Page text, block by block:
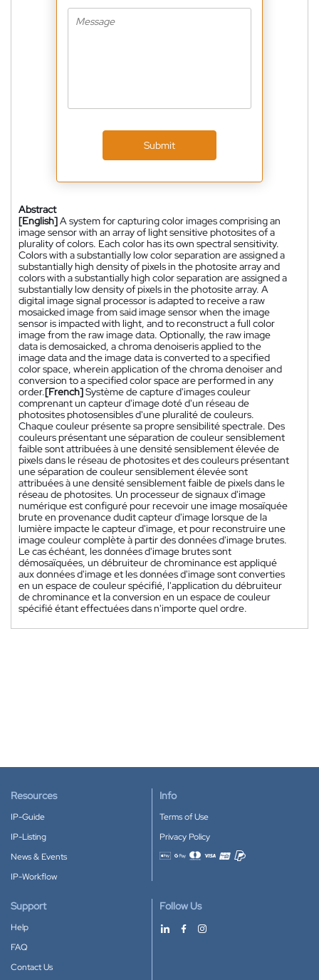
Submit
Abstract
[English]A system for capturing color images comprising an
image sensor with an array of light sensitive photosites of a
plurality of colors. Each color has its own spectral sensitivity.
Colors with a substantially low color separation are assigned a
substantially high density of pixels in the photosite array and
colors with a substantially high color separation are assigned a
substantially low density of pixels in the photosite array. A
digital image signal processor is adapted to receive a raw
mosaicked image from said image sensor when the image
sensor is impacted with light, and to reconstruct a full color
image from the raw image data. Optionally, the raw image
data is demosaicked, a chroma denoiseris applied to the
image data and the image data is converted to a specified
color space, wherein application of the chroma denoiser and
conversion to a specified color space are performed in any
order.[French]Système de capture d'images couleur
comprenant un capteur d'image doté d'un réseau de
photosites photosensibles d'une pluralité de couleurs.
Chaque couleur présente sa propre sensibilité spectrale. Des
couleurs présentant une séparation de couleur sensiblement
faible sont attribuées à une densité sensiblement élevée de
pixels dans le réseau de photosites et des couleurs présentant
une séparation de couleur sensiblement élevée sont
attribuées à une densité sensiblement faible de pixels dans le
réseau de photosites. Un processeur de signaux d'image
numérique est configuré pour recevoir une image mosaïquée
brute en provenance dudit capteur d'image lorsque de la
lumière impacte le capteur d'image, et pour reconstruire une
image couleur complète à partir des données d'image brutes.
Le cas échéant, les données d'image brutes sont
démosaïquées, un débruiteur de chrominance est appliqué
aux données d'image et les données d'image sont converties
en un espace de couleur spécifié, l'application du débruiteur
de chrominance et la conversion en un espace de couleur
spécifié étant effectuées dans n'importe quel ordre.
Resources
IP-Guide
IP-Listing
News & Events
IP-Workflow
Info
Terms of Use
Privacy Policy
Accepted payment methods
Support
Help
FAQ
Contact Us
Follow Us